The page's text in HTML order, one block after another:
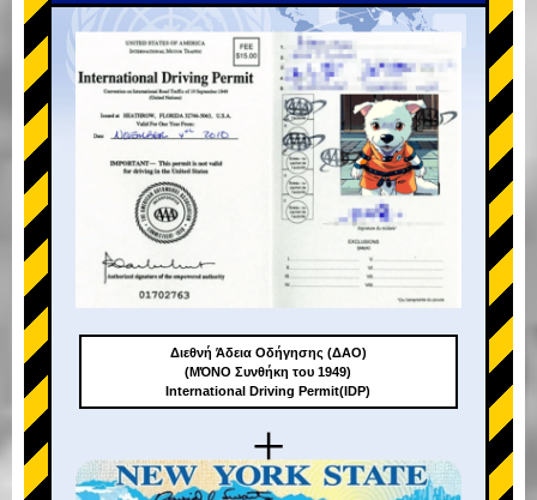
+
Διεθνή Άδεια Οδήγησης (ΔΑΟ)
(ΜΌΝΟ Συνθήκη του 1949)
International Driving Permit(IDP)